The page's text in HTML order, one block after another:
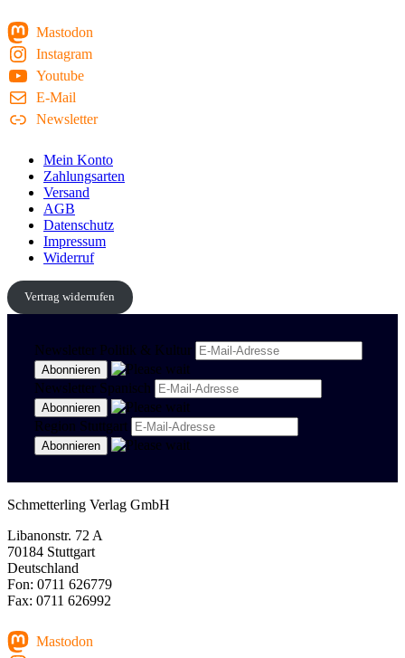
Mastodon
Instagram
Youtube
E-Mail
Newsletter
Mein Konto
Zahlungsarten
Versand
AGB
Datenschutz
Impressum
Widerruf
Vertrag widerrufen
Newsletter Politik & Kultur
Newsletter Spanisch
Region Stuttgart
Schmetterling Verlag GmbH
Libanonstr. 72 A
70184 Stuttgart
Deutschland
Fon: 0711 626779
Fax: 0711 626992
Mastodon